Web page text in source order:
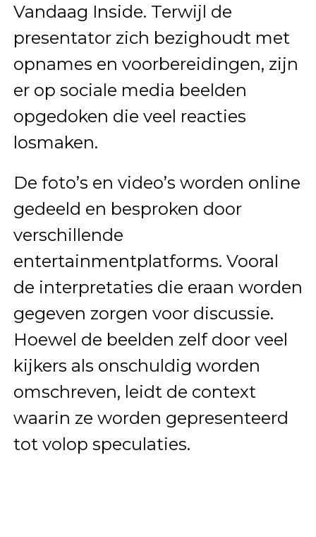
Vandaag Inside. Terwijl de
presentator zich bezighoudt met
opnames en voorbereidingen, zijn
er op sociale media beelden
opgedoken die veel reacties
losmaken.
De foto’s en video’s worden online
gedeeld en besproken door
verschillende
entertainmentplatforms. Vooral
de interpretaties die eraan worden
gegeven zorgen voor discussie.
Hoewel de beelden zelf door veel
kijkers als onschuldig worden
omschreven, leidt de context
waarin ze worden gepresenteerd
tot volop speculaties.